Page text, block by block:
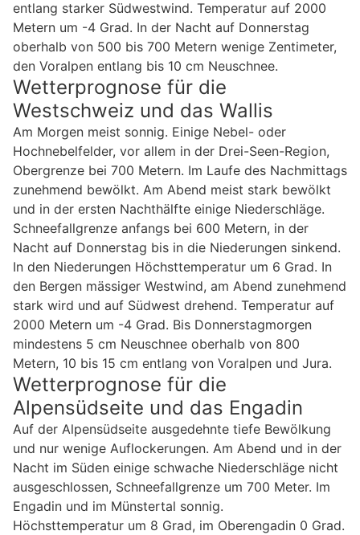
entlang starker Südwestwind. Temperatur auf 2000
Metern um -4 Grad. In der Nacht auf Donnerstag
oberhalb von 500 bis 700 Metern wenige Zentimeter,
den Voralpen entlang bis 10 cm Neuschnee.
Wetterprognose für die
Westschweiz und das Wallis
Am Morgen meist sonnig. Einige Nebel- oder
Hochnebelfelder, vor allem in der Drei-Seen-Region,
Obergrenze bei 700 Metern. Im Laufe des Nachmittags
zunehmend bewölkt. Am Abend meist stark bewölkt
und in der ersten Nachthälfte einige Niederschläge.
Schneefallgrenze anfangs bei 600 Metern, in der
Nacht auf Donnerstag bis in die Niederungen sinkend.
In den Niederungen Höchsttemperatur um 6 Grad. In
den Bergen mässiger Westwind, am Abend zunehmend
stark wird und auf Südwest drehend. Temperatur auf
2000 Metern um -4 Grad. Bis Donnerstagmorgen
mindestens 5 cm Neuschnee oberhalb von 800
Metern, 10 bis 15 cm entlang von Voralpen und Jura.
Wetterprognose für die
Alpensüdseite und das Engadin
Auf der Alpensüdseite ausgedehnte tiefe Bewölkung
und nur wenige Auflockerungen. Am Abend und in der
Nacht im Süden einige schwache Niederschläge nicht
ausgeschlossen, Schneefallgrenze um 700 Meter. Im
Engadin und im Münstertal sonnig.
Höchsttemperatur um 8 Grad, im Oberengadin 0 Grad.